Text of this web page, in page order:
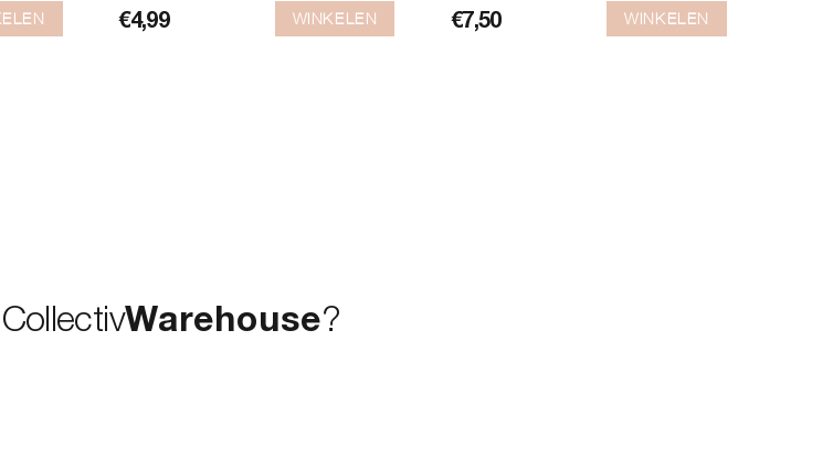
€4,99 WINKELEN €7,50 WINKELEN
Warehouse?